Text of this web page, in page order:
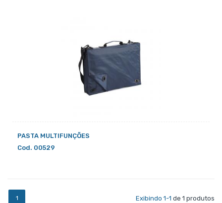
PASTA MULTIFUNÇÕES
Cod. 00529
1 Exibindo 1-1 de 1 produtos